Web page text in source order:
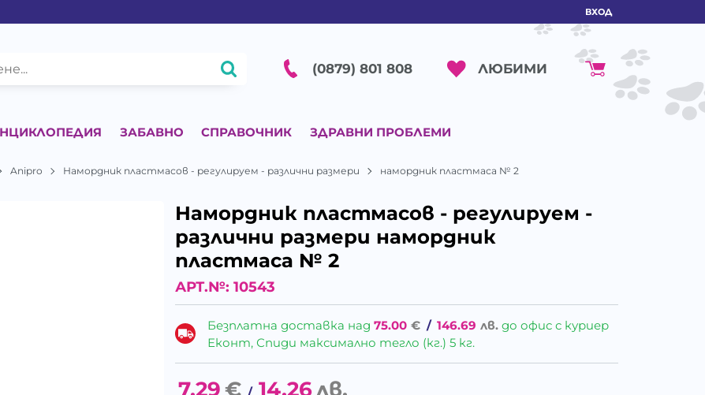
ВХОД
(0879) 801 808 ЛЮБИМИ
ЗАБАВНО СПРАВОЧНИК ЗДРАВНИ ПРОБЛЕМИ
Anipro Намордник пластмасов - регулируем - различни размери намордник пластмаса № 2
Намордник пластмасов - регулируем -
различни размери намордник
пластмаса № 2
АРТ.№: 10543
Безплатна доставка над75.00 € / 146.69 лв. до офис с куриер
Еконт, Спиди максимално тегло (кг.) 5 кг.
7.29€ / 14.26лв.